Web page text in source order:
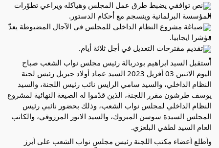
المؤسسة البرلمانية وينسجم مع أحكام الدستور.
مؤشرا ايجابيا.
تقديم مقترحات التعديل في أجل ثلاثة أيام.
العام السيد لطفي البلعزي.